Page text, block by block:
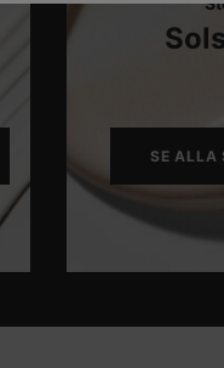
SE ALLA